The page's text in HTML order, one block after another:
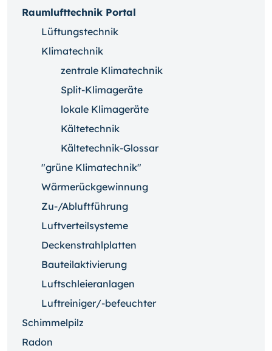
Raumlufttechnik Portal
Lüftungstechnik
Klimatechnik
zentrale Klimatechnik
Split-Klimageräte
lokale Klimageräte
Kältetechnik
Kältetechnik-Glossar
"grüne Klimatechnik"
Wärmerückgewinnung
Zu-/Abluftführung
Luftverteilsysteme
Deckenstrahlplatten
Bauteilaktivierung
Luftschleieranlagen
Luftreiniger/-befeuchter
Schimmelpilz
Radon